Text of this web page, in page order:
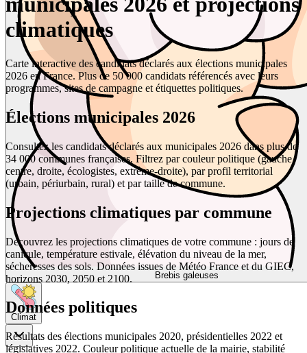
Brebis galeuses
Climat
climatiques
Carte interactive des candidats déclarés aux élections municipales
2026 en France. Plus de 50 000 candidats référencés avec leurs
programmes, sites de campagne et étiquettes politiques.
Élections municipales 2026
Consultez les candidats déclarés aux municipales 2026 dans plus de
34 000 communes françaises. Filtrez par couleur politique (gauche,
centre, droite, écologistes, extrême-droite), par profil territorial
(urbain, périurbain, rural) et par taille de commune.
Projections climatiques par commune
Découvrez les projections climatiques de votre commune : jours de
canicule, température estivale, élévation du niveau de la mer,
sécheresses des sols. Données issues de Météo France et du GIEC,
horizons 2030, 2050 et 2100.
Données politiques
Résultats des élections municipales 2020, présidentielles 2022 et
législatives 2022. Couleur politique actuelle de la mairie, stabilité